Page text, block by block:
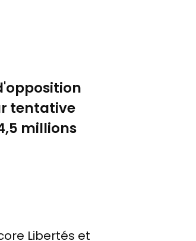
tentative
millions
Libertés et